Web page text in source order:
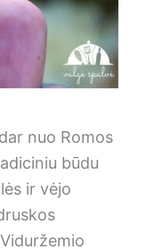
nuo Romos
būdu
ir vėjo